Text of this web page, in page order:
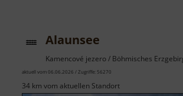
Alaunsee
Kamencové jezero / Böhmisches
aktuell vom 06.06.2026 / Zugriffe: 56270
34 km vom aktuellen Standort